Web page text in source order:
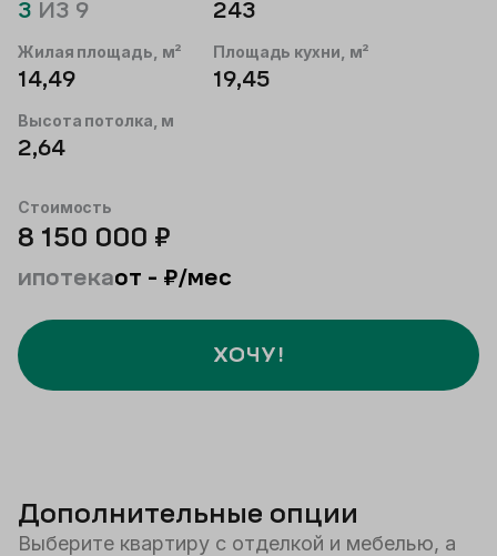
3 ИЗ 9 243
Жилая площадь, м²
14,49
Площадь кухни, м²
19,45
Высота потолка, м
2,64
Стоимость
8 150 000 ₽
ипотекаот - ₽/мес
ХОЧУ!
Дополнительные опции
Выберите квартиру с отделкой и мебелью, а